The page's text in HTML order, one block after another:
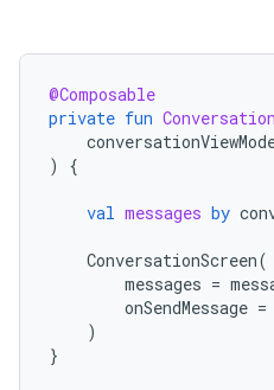
@Composable
private fun
)
{
val messages by
ConversationScreen(
messages =
onSendMessage =
)
}